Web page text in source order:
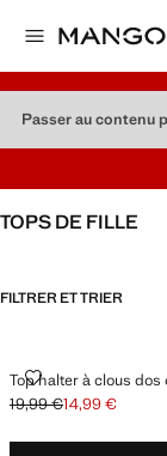
Passer au contenu
TOPS DE FILLE
FILTRER ET TRIER
Top halter à clous dos
TOP HALTER À
Prix initial barré [19,99
19,99 €
Prix actuel [14,99 € ]
14,99 €